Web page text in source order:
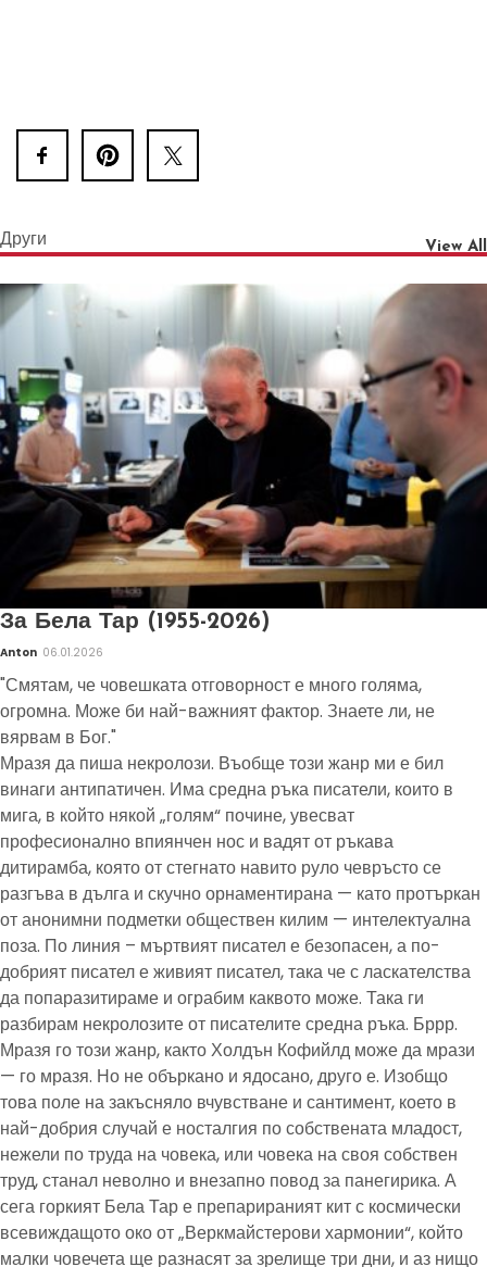
Други View All
За Бела Тар (1955-2026)
Anton 06.01.2026
"Смятам, че човешката отговорност е много голяма,
огромна. Може би най-важният фактор. Знаете ли, не
вярвам в Бог."
Мразя да пиша некролози. Въобще този жанр ми е бил
винаги антипатичен. Има средна ръка писатели, които в
мига, в който някой „голям“ почине, увесват
професионално впиянчен нос и вадят от ръкава
дитирамба, която от стегнато навито руло чевръсто се
разгъва в дълга и скучно орнаментирана — като протъркан
от анонимни подметки обществен килим — интелектуална
поза. По линия – мъртвият писател е безопасен, а по-
добрият писател е живият писател, така че с ласкателства
да попаразитираме и ограбим каквото може. Така ги
разбирам некролозите от писателите средна ръка. Бррр.
Мразя го този жанр, както Холдън Кофийлд може да мрази
— го мразя. Но не объркано и ядосано, друго е. Изобщо
това поле на закъсняло вчувстване и сантимент, което в
най-добрия случай е носталгия по собствената младост,
нежели по труда на човека, или човека на своя собствен
труд, станал неволно и внезапно повод за панегирика. А
сега горкият Бела Тар е препарираният кит с космически
всевиждащото око от „Веркмайстерови хармонии“, който
малки човечета ще разнасят за зрелище три дни, и аз нищо